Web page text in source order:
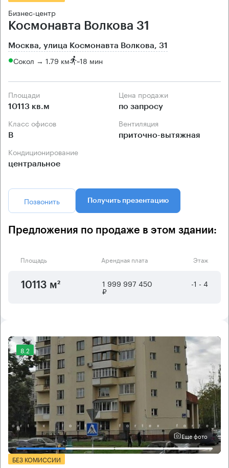
Бизнес-центр
Космонавта Волкова 31
Москва, улица Космонавта Волкова, 31
Сокол → 1.79 км ~18 мин
Площади
10113 кв.м
Цена продажи
по запросу
Класс офисов
B
Вентиляция
приточно-вытяжная
Кондиционирование
центральное
Позвонить Получить презентацию
Предложения по продаже в этом здании:
Площадь Арендная плата Этаж
10113 м² 1 999 997 450
₽
-1 - 4
8.2
Еще фото
БЕЗ КОМИССИИ